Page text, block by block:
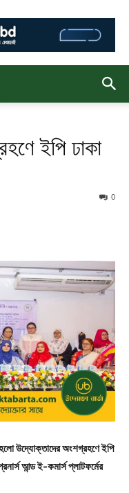
ইপি ঢাকা
0
হলো উদ্যোক্তাদের অংশগ্রহণে ইপি
আন্ড ই-কমার্স প্লাটফর্মের